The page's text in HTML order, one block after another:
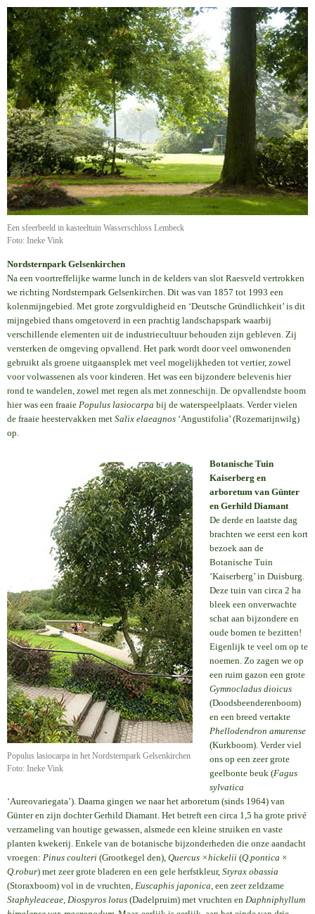
Een sfeerbeeld in kasteeltuin Wasserschloss Lembeck
Foto: Ineke Vink
Nordsternpark Gelsenkirchen
Na een voortreffelijke warme lunch in de kelders van slot Raesveld vertrokken
we richting Nordsternpark Gelsenkirchen. Dit was van 1857 tot 1993 een
kolenmijngebied. Met grote zorgvuldigheid en ‘Deutsche Gründlichkeit’ is dit
mijngebied thans omgetoverd in een prachtig landschapspark waarbij
verschillende elementen uit de industriecultuur behouden zijn gebleven. Zij
versterken de omgeving opvallend. Het park wordt door veel omwonenden
gebruikt als groene uitgaansplek met veel mogelijkheden tot vertier, zowel
voor volwassenen als voor kinderen. Het was een bijzondere belevenis hier
rond te wandelen, zowel met regen als met zonneschijn. De opvallendste boom
hier was een fraaie Populus lasiocarpa bij de waterspeelplaats. Verder vielen
de fraaie heestervakken met Salix elaeagnos ‘Angustifolia’ (Rozemarijnwilg)
op.
Populus lasiocarpa in het Nordsternpark Gelsenkirchen
Foto: Ineke Vink
Botanische Tuin
Kaiserberg en
arboretum van Günter
en Gerhild Diamant
De derde en laatste dag
brachten we eerst een kort
bezoek aan de
Botanische Tuin
‘Kaiserberg’ in Duisburg.
Deze tuin van circa 2 ha
bleek een onverwachte
schat aan bijzondere en
oude bomen te bezitten!
Eigenlijk te veel om op te
noemen. Zo zagen we op
een ruim gazon een grote
Gymnocladus dioicus
(Doodsbeenderenboom)
en een breed vertakte
Phellodendron amurense
(Kurkboom). Verder viel
ons op een zeer grote
geelbonte beuk (Fagus
sylvatica
‘Aureovariegata’). Daarna gingen we naar het arboretum (sinds 1964) van
Günter en zijn dochter Gerhild Diamant. Het betreft een circa 1,5 ha grote privé
verzameling van houtige gewassen, alsmede een kleine struiken en vaste
planten kwekerij. Enkele van de botanische bijzonderheden die onze aandacht
vroegen: Pinus coulteri (Grootkegel den), Quercus ×hickelii (Q.pontica ×
Q.robur) met zeer grote bladeren en een gele herfstkleur, Styrax obassia
(Storaxboom) vol in de vruchten, Euscaphis japonica , een zeer zeldzame
Staphyleaceae Diospyros lotus (Dadelpruim) met vruchten en Daphniphyllum